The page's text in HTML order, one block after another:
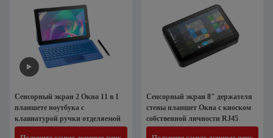
Сенсорный экран 2 Окна 11 в 1
планшете ноутбука с
клавиатурой ручки отделяемой
Сенсорный экран 8" держателя
стены планшет Окна с киоском
собственной личности RJ45